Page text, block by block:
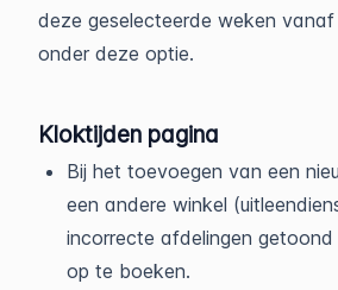
deze geselecteerde weken
onder deze optie.
Kloktijden pagina
Bij het toevoegen van een
een andere winkel
incorrecte afdelingen
op te boeken.